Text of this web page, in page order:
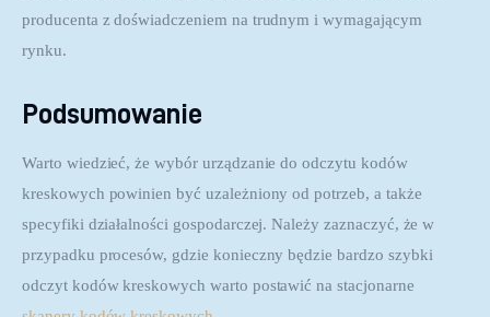
producenta z doświadczeniem na trudnym i wymagającym
rynku.
Podsumowanie
Warto wiedzieć, że wybór urządzanie do odczytu kodów
kreskowych powinien być uzależniony od potrzeb, a także
specyfiki działalności gospodarczej. Należy zaznaczyć, że w
przypadku procesów, gdzie konieczny będzie bardzo szybki
odczyt kodów kreskowych warto postawić na stacjonarne